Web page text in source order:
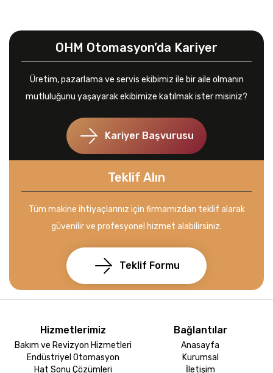
OHM Otomasyon’da Kariyer
Üretim, pazarlama ve servis ekibimiz ile bir aile olmanın
mutluluğunu yaşayarak ekibimize katılmak ister misiniz?
Kariyer Başvurusu
Teklif Alın
Tüm makine ihtiyaçlarınız için firmamızdan teklif alarak
güvenilir ve profesyonel hizmet alabilirsiniz.
Teklif Formu
Hizmetlerimiz
Bakım ve Revizyon Hizmetleri
Endüstriyel Otomasyon
Hat Sonu Çözümleri
Bağlantılar
Anasayfa
Kurumsal
İletişim